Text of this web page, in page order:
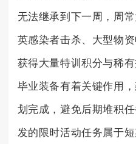
无法继承到下一周，周
英感染者击杀、大型物
获得大量特训积分与稀
毕业装备有着关键作用
划完成，避免后期堆积
发的限时活动任务属于